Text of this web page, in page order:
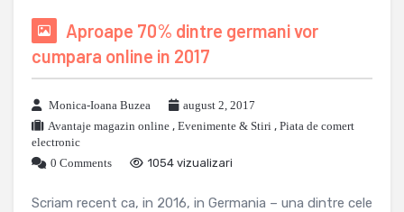
Aproape 70% dintre germani vor
cumpara online in 2017
Monica-Ioana Buzea
august 2, 2017
Avantaje magazin online , Evenimente & Stiri , Piata de comert
electronic
0 Comments
1054 vizualizari
Scriam recent ca, in 2016, in Germania – una dintre cele